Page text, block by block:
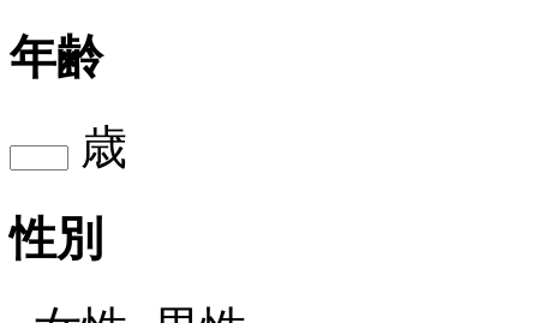
年齢
歳
性別